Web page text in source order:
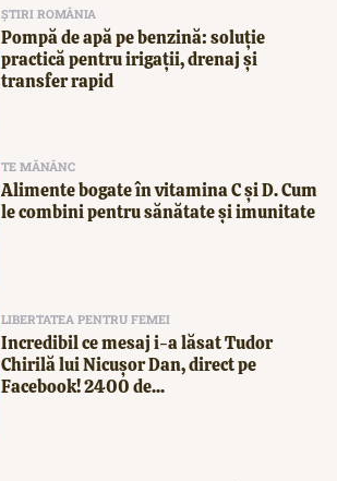
ȘTIRI ROMÂNIA
Pompă de apă pe benzină: soluție
practică pentru irigații, drenaj și
transfer rapid
TE MĂNÂNC
Alimente bogate în vitamina C și D. Cum
le combini pentru sănătate și imunitate
LIBERTATEA PENTRU FEMEI
Incredibil ce mesaj i-a lăsat Tudor
Chirilă lui Nicușor Dan, direct pe
Facebook! 2400 de...